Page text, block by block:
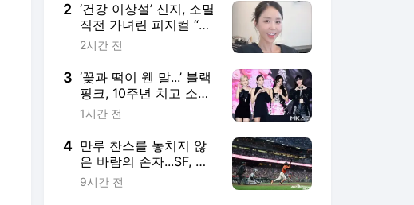
2 ‘건강 이상설’ 신지, 소멸
직전 가녀린 피지컬 “안
쓰럽다”
2시간 전
3 ‘꽃과 떡이 웬 말...’ 블랙
핑크, 10주년 치고 소박
한 역조공 “이게 최선이
1시간 전
4 만루 찬스를 놓치지 않
은 바람의 손자...SF, 이
정후 활약 앞세워 DET
9시간 전